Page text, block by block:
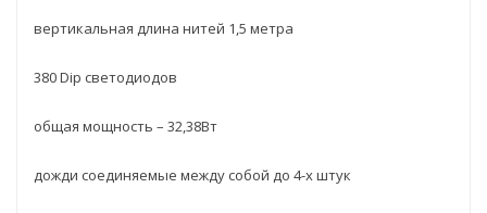
Гарантия: 6мес
вертикальная длина нитей 1,5 метра
380 Dip светодиодов
общая мощность – 32,38Вт
дожди соединяемые между собой до 4-х штук